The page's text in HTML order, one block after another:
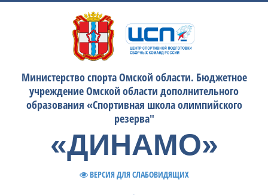
Министерство спорта Омской области. Бюджетное
учреждение Омской области дополнительного
образования «Спортивная школа олимпийского
резерва"
«ДИНАМО»
ВЕРСИЯ ДЛЯ СЛАБОВИДЯЩИХ